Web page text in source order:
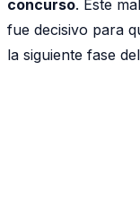
concurso. Este
fue decisivo para
la siguiente fase